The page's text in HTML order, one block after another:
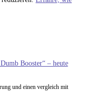
Booster“ – heute
und einen vergleich mit